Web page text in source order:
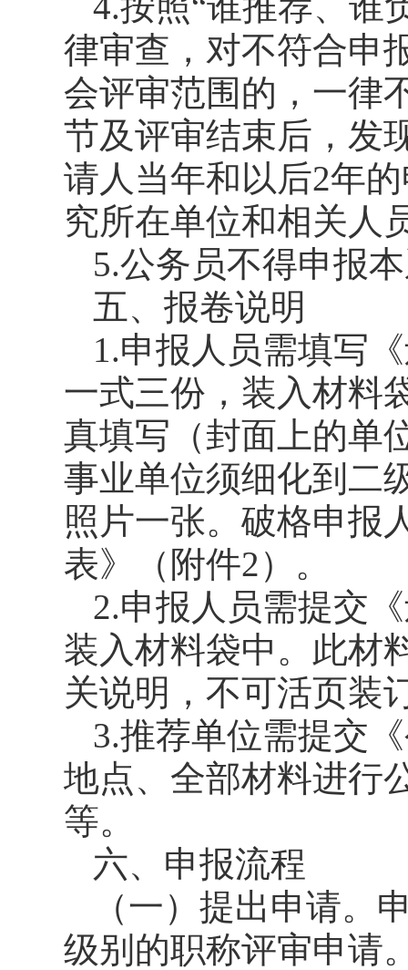
律审查，对不符合申
会评审范围的，一律
节及评审结束后，发
请人当年和以后2年
究所在单位和相关人
5.公务员不得申报
五、报卷说明
1.申报人员需填写
一式三份，装入材料
真填写（封面上的单
事业单位须细化到二
照片一张。破格申报
表》（附件2）。
2.申报人员需提交
装入材料袋中。此材
关说明，不可活页装
3.推荐单位需提交
地点、全部材料进行
等。
六、申报流程
（一）提出申请。
级别的职称评审申请